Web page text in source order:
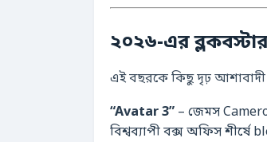
২০২৬-এর
এই বছরকে কিছু দৃঢ় আশাবাদী
“Avatar 3” – জেমস
বিশ্বব্যাপী বক্স অফিস শীর্ষে